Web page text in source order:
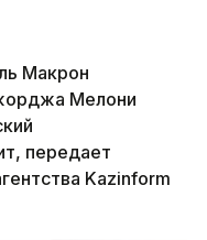
Макрон
Мелони
передает
Kazinform